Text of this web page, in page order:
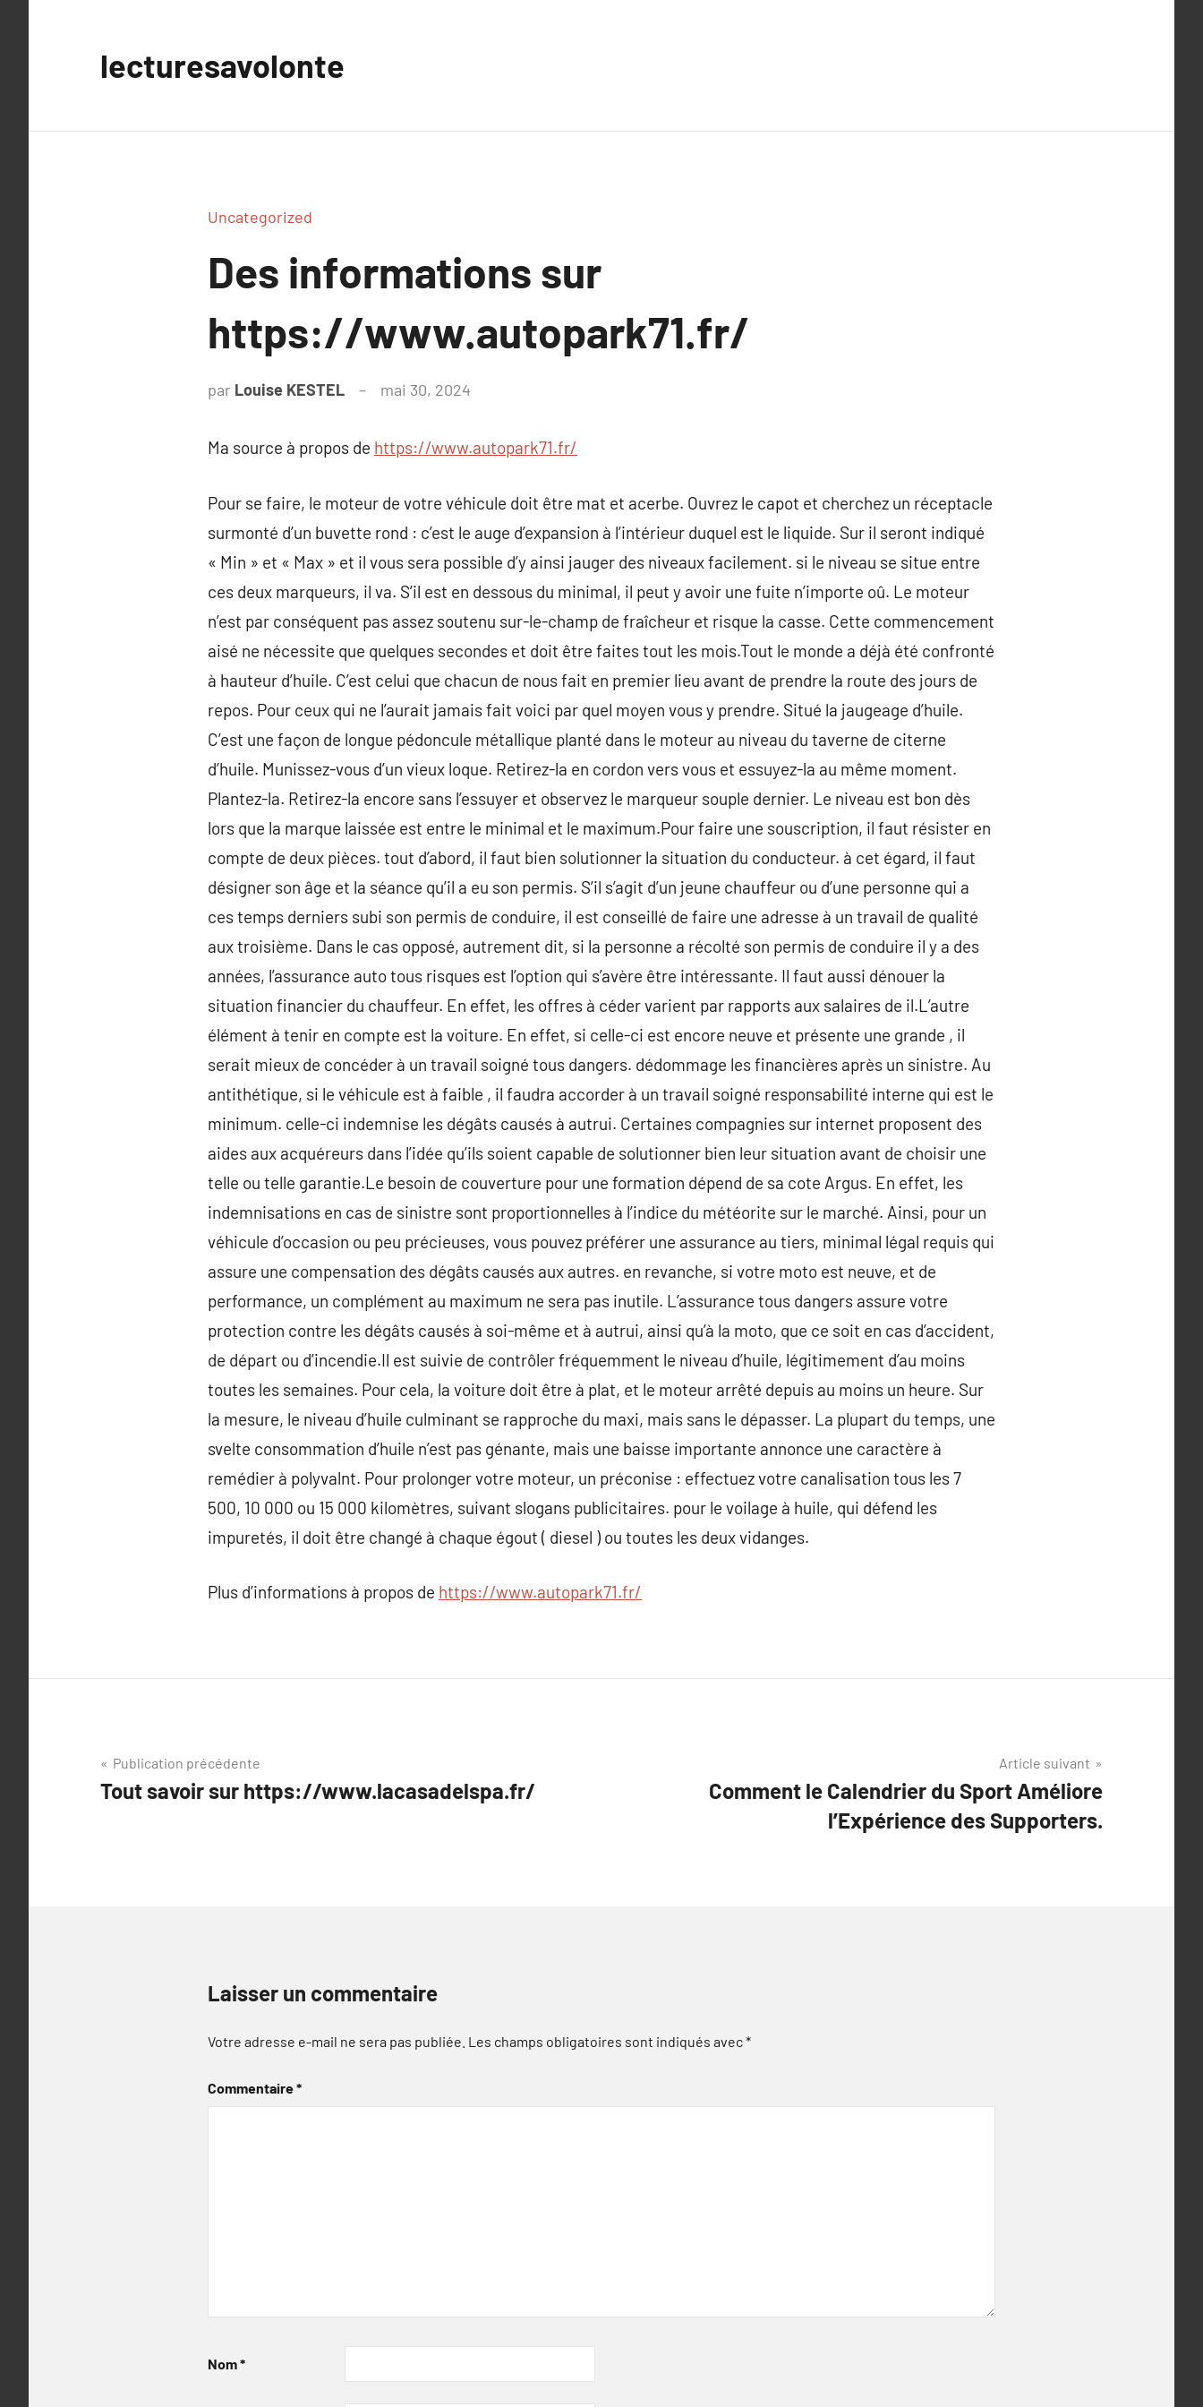
lecturesavolonte
Uncategorized
Des informations sur
https://www.autopark71.fr/
par Louise KESTEL mai 30, 2024
Ma source à propos de https://www.autopark71.fr/
Pour se faire, le moteur de votre véhicule doit être mat et acerbe. Ouvrez le capot et cherchez un réceptacle
surmonté d’un buvette rond : c’est le auge d’expansion à l’intérieur duquel est le liquide. Sur il seront indiqué
« Min » et « Max » et il vous sera possible d’y ainsi jauger des niveaux facilement. si le niveau se situe entre
ces deux marqueurs, il va. S’il est en dessous du minimal, il peut y avoir une fuite n’importe oû. Le moteur
n’est par conséquent pas assez soutenu sur-le-champ de fraîcheur et risque la casse. Cette commencement
aisé ne nécessite que quelques secondes et doit être faites tout les mois.Tout le monde a déjà été confronté
à hauteur d’huile. C’est celui que chacun de nous fait en premier lieu avant de prendre la route des jours de
repos. Pour ceux qui ne l’aurait jamais fait voici par quel moyen vous y prendre. Situé la jaugeage d’huile.
C’est une façon de longue pédoncule métallique planté dans le moteur au niveau du taverne de citerne
d’huile. Munissez-vous d’un vieux loque. Retirez-la en cordon vers vous et essuyez-la au même moment.
Plantez-la. Retirez-la encore sans l’essuyer et observez le marqueur souple dernier. Le niveau est bon dès
lors que la marque laissée est entre le minimal et le maximum.Pour faire une souscription, il faut résister en
compte de deux pièces. tout d’abord, il faut bien solutionner la situation du conducteur. à cet égard, il faut
désigner son âge et la séance qu’il a eu son permis. S’il s’agit d’un jeune chauffeur ou d’une personne qui a
ces temps derniers subi son permis de conduire, il est conseillé de faire une adresse à un travail de qualité
aux troisième. Dans le cas opposé, autrement dit, si la personne a récolté son permis de conduire il y a des
années, l’assurance auto tous risques est l’option qui s’avère être intéressante. Il faut aussi dénouer la
situation financier du chauffeur. En effet, les offres à céder varient par rapports aux salaires de il.L’autre
élément à tenir en compte est la voiture. En effet, si celle-ci est encore neuve et présente une grande , il
serait mieux de concéder à un travail soigné tous dangers. dédommage les financières après un sinistre. Au
antithétique, si le véhicule est à faible , il faudra accorder à un travail soigné responsabilité interne qui est le
minimum. celle-ci indemnise les dégâts causés à autrui. Certaines compagnies sur internet proposent des
aides aux acquéreurs dans l’idée qu’ils soient capable de solutionner bien leur situation avant de choisir une
telle ou telle garantie.Le besoin de couverture pour une formation dépend de sa cote Argus. En effet, les
indemnisations en cas de sinistre sont proportionnelles à l’indice du météorite sur le marché. Ainsi, pour un
véhicule d’occasion ou peu précieuses, vous pouvez préférer une assurance au tiers, minimal légal requis qui
assure une compensation des dégâts causés aux autres. en revanche, si votre moto est neuve, et de
performance, un complément au maximum ne sera pas inutile. L’assurance tous dangers assure votre
protection contre les dégâts causés à soi-même et à autrui, ainsi qu’à la moto, que ce soit en cas d’accident,
de départ ou d’incendie.Il est suivie de contrôler fréquemment le niveau d’huile, légitimement d’au moins
toutes les semaines. Pour cela, la voiture doit être à plat, et le moteur arrêté depuis au moins un heure. Sur
la mesure, le niveau d’huile culminant se rapproche du maxi, mais sans le dépasser. La plupart du temps, une
svelte consommation d’huile n’est pas génante, mais une baisse importante annonce une caractère à
remédier à polyvalnt. Pour prolonger votre moteur, un préconise : effectuez votre canalisation tous les 7
500, 10 000 ou 15 000 kilomètres, suivant slogans publicitaires. pour le voilage à huile, qui défend les
impuretés, il doit être changé à chaque égout ( diesel ) ou toutes les deux vidanges.
Plus d’informations à propos de https://www.autopark71.fr/
Navigation
de
Publication précédente
Tout savoir sur https://www.lacasadelspa.fr/
Article suivant
Comment le Calendrier du Sport Améliore
l’Expérience des Supporters.
Laisser un commentaire
Votre adresse e-mail ne sera pas publiée. Les champs obligatoires sont indiqués avec*
Commentaire*
Nom*